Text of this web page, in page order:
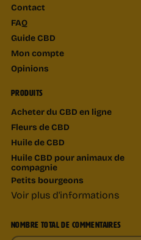
Contact
FAQ
Guide CBD
Mon compte
Opinions
PRODUITS
Acheter du CBD en ligne
Fleurs de CBD
Huile de CBD
Huile CBD pour animaux de
compagnie
Petits bourgeons
Voir plus d'informations
NOMBRE TOTAL DE COMMENTAIRES